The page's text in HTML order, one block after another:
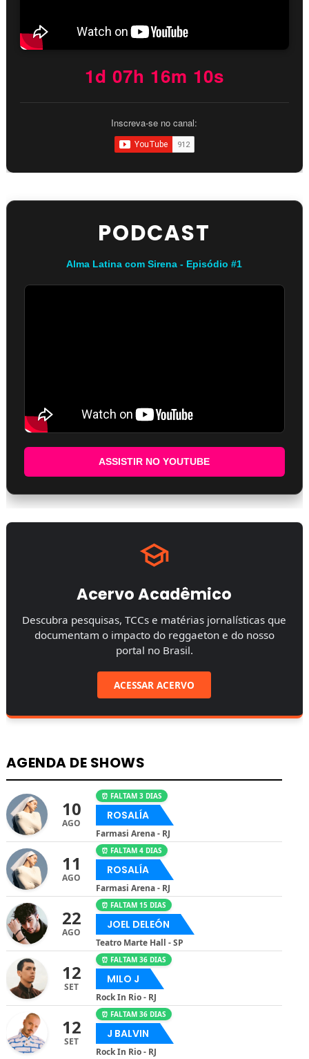
1d 07h 16m 10s
Inscreva-se no canal:
PODCAST
Alma Latina com Sirena - Episódio #1
ASSISTIR NO YOUTUBE
Acervo Acadêmico
Descubra pesquisas, TCCs e matérias jornalísticas que
documentam o impacto do reggaeton e do nosso
portal no Brasil.
ACESSAR ACERVO
AGENDA DE SHOWS
10
AGO
⏰ FALTAM 3 DIAS
ROSALÍA
Farmasi Arena - RJ
11
AGO
⏰ FALTAM 4 DIAS
ROSALÍA
Farmasi Arena - RJ
22
AGO
⏰ FALTAM 15 DIAS
JOEL DELEÓN
Teatro Marte Hall - SP
12
SET
⏰ FALTAM 36 DIAS
MILO J
Rock In Rio - RJ
12
SET
⏰ FALTAM 36 DIAS
J BALVIN
Rock In Rio - RJ